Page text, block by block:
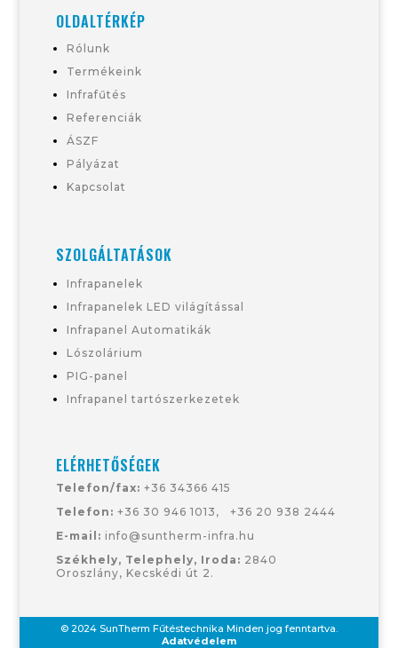
OLDALTÉRKÉP
Rólunk
Termékeink
Infrafűtés
Referenciák
ÁSZF
Pályázat
Kapcsolat
SZOLGÁLTATÁSOK
Infrapanelek
Infrapanelek LED világítással
Infrapanel Automatikák
Lószolárium
PIG-panel
Infrapanel tartószerkezetek
ELÉRHETŐSÉGEK
Telefon/fax: +36 34366 415
Telefon: +36 30 946 1013 , +36 20 938 2444
E-mail: info@suntherm-infra.hu
Székhely, Telephely, Iroda: 2840
Oroszlány, Kecskédi út 2.
© 2024 SunTherm Fűtéstechnika Minden jog fenntartva.
Adatvédelem